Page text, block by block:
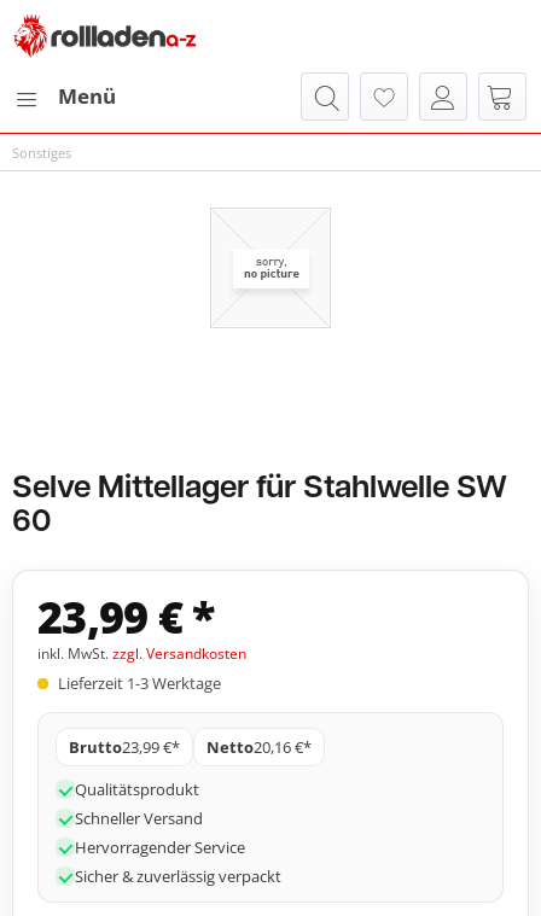
Menü
Sonstiges
Selve Mittellager für Stahlwelle SW
60
23,99 € *
inkl. MwSt.zzgl. Versandkosten
Lieferzeit 1-3 Werktage
Brutto23,99 €* Netto20,16 €*
Qualitätsprodukt
Schneller Versand
Hervorragender Service
Sicher & zuverlässig verpackt